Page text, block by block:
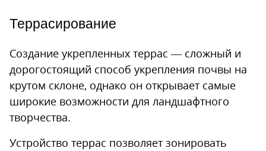
Террасирование
Создание укрепленных террас — сложный и
дорогостоящий способ укрепления почвы на
крутом склоне, однако он открывает самые
широкие возможности для ландшафтного
творчества.
Устройство террас позволяет зонировать